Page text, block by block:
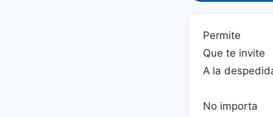
Permite
Que te invite
A la
No importa